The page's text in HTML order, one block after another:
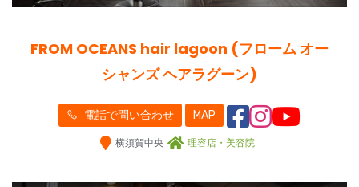
FROM OCEANS hair lagoon (フローム オー
シャンズ ヘアラグーン)
電話で問い合わせ MAP
横須賀中央 理容店・美容院